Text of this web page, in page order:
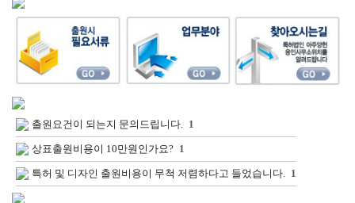
출원요건이 되는지 문의드립니다. 1
상표출원비용이 10만원인가요? 1
특허 및 디자인 출원비용이 무척 저렴하다고 들었습니다. 1